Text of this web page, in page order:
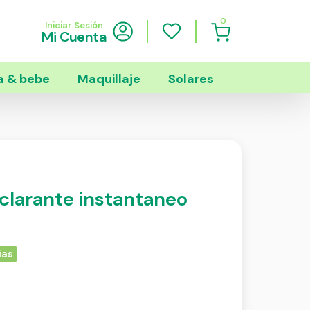
Iniciar Sesión
Mi Cuenta
0
& bebe Maquillaje Solares
instantaneo